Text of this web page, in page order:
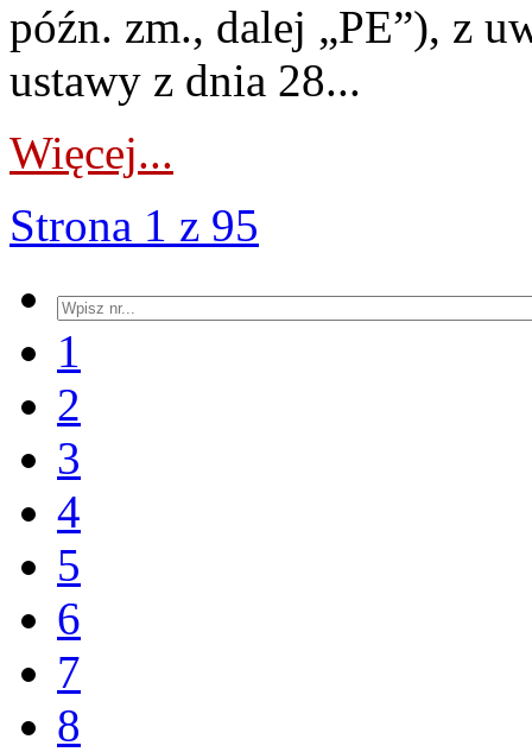
późn. zm., dalej „PE”), z
ustawy z dnia 28...
Więcej...
Strona 1 z 95
1
2
3
4
5
6
7
8